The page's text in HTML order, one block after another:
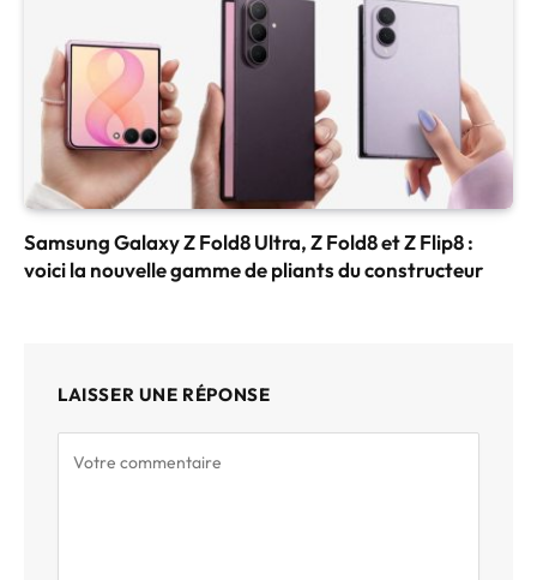
Samsung Galaxy Z Fold8 Ultra, Z Fold8 et Z Flip8 :
voici la nouvelle gamme de pliants du constructeur
LAISSER UNE RÉPONSE